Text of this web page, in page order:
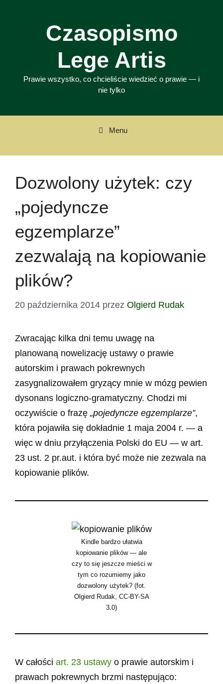
Czasopismo
Lege Artis
Prawie wszystko, co chcieliście wiedzieć o prawie — i
nie tylko
Menu
Dozwolony użytek: czy
„pojedyncze
egzemplarze”
zezwalają na kopiowanie
plików?
20 października 2014 przez Olgierd Rudak
Zwracając kilka dni temu uwagę na
planowaną nowelizację ustawy o prawie
autorskim i prawach pokrewnych
zasygnalizowałem gryzący mnie w mózg pewien
dysonans logiczno-gramatyczny. Chodzi mi
oczywiście o frazę „pojedyncze egzemplarze”,
która pojawiła się dokładnie 1 maja 2004 r. — a
więc w dniu przyłączenia Polski do EU — w art.
23 ust. 2 pr.aut. i która być może nie zezwala na
kopiowanie plików.
Kindle bardzo ułatwia
kopiowanie plików — ale
czy to się jeszcze mieści w
tym co rozumiemy jako
dozwolony użytek? (fot.
Olgierd Rudak, CC-BY-SA
3.0)
W całości art. 23 ustawy o prawie autorskim i
prawach pokrewnych brzmi następująco: